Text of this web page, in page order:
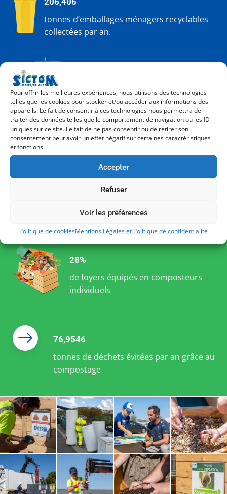
Pour offrir les meilleures expériences, nous utilisons des technologies
telles que les cookies pour stocker et/ou accéder aux informations des
appareils. Le fait de consentir à ces technologies nous permettra de
traiter des données telles que le comportement de navigation ou les ID
uniques sur ce site. Le fait de ne pas consentir ou de retirer son
consentement peut avoir un effet négatif sur certaines caractéristiques
et fonctions.
Accepter
Refuser
Voir les préférences
Politique de cookiesMentions Légales et Politique de confidentialité
tonnes d’emballages ménagers recyclables
collectées par an.
tonnes de verre collectées par an
19,676
28%
de foyers équipés en composteurs
individuels
76,9546
tonnes de déchets évitées par an grâce au
compostage